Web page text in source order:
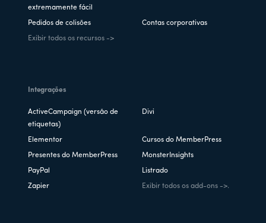
extremamente fácil
Pedidos de colisões Contas corporativas
Exibir todos os recursos ->
Integrações
ActiveCampaign (versão de
etiquetas)
Divi
Elementor Cursos do MemberPress
Presentes do MemberPress MonsterInsights
PayPal Listrado
Zapier Exibir todos os add-ons ->.